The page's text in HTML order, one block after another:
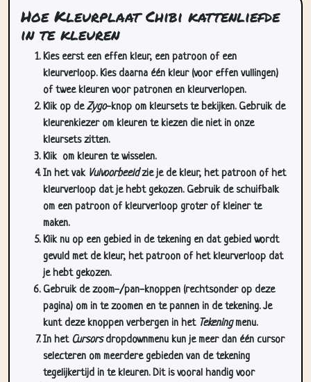
Kies eerst een effen kleur, een patroon of een
kleurverloop. Kies daarna één kleur (voor effen vullingen)
of twee kleuren voor patronen en kleurverlopen.
Klik op deZygo-knop om kleursets te bekijken. Gebruik de
kleurenkiezer om kleuren te kiezen die niet in onze
kleursets zitten.
Klikom kleuren te wisselen.
In het vakVulvoorbeeld
kleurverloop dat je hebt gekozen. Gebruik de schuifbalk
om een patroon of kleurverloop groter of kleiner te
maken.
Klik nu op een gebied in de tekening en dat gebied wordt
gevuld met de kleur, het patroon of het kleurverloop dat
je hebt gekozen.
Gebruik de zoom-/pan-knoppen (rechtsonder op deze
pagina) om in te zoomen en te pannen in de tekening. Je
kunt deze knoppen verbergen in hetTekeningmenu.
In hetCursorsdropdownmenu kun je meer dan één cursor
selecteren om meerdere gebieden van de tekening
tegelijkertijd in te kleuren. Dit is vooral handig voor
mandala's!
De laatste tekening die je inkleurt, wordt automatisch